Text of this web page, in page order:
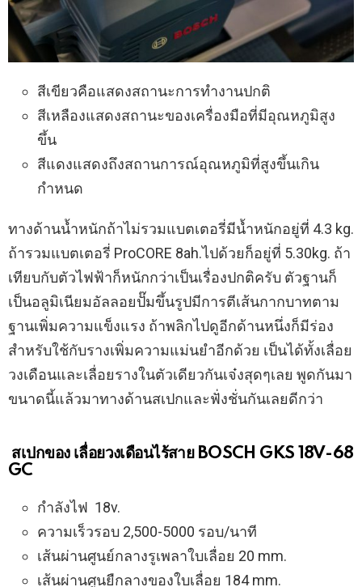
สีเขียวคือแสดงสถานะการทำงานปกติ
สีเหลืองแสดงสถานะของเครื่องมือที่มีอุณหภูมิสูง
ขึ้น
สีแดงแสดงถึงสถานการณ์อุณหภูมิที่สูงขึ้นเกิน
กำหนด
ทางด้านน้ำหนักถ้าไม่รวมแบตเตอรี่มีน้ำหนักอยู่ที่ 4.3 kg.
ถ้ารวมแบตเตอรี่ ProCORE 8ah.ไปด้วยก็อยู่ที่ 5.30kg. ถ้า
เทียบกับตัวไฟฟ้าก็หนักกว่าเป็นเรื่องปกติครับ ตัวฐานก็
เป็นอลูมิเนียมอัลลอยปั๊มขึ้นรูปมีการตีเส้นกากบาทตาม
ฐานเพิ่มความแข็งแรง ถ้าพลิกไปดูอีกด้านหนึ่งก็มีร่อง
สำหรับใช้กับรางเพิ่มความแม่นยำอีกด้วย เป็นได้ทั้งเลื่อย
วงเดือนและเลื่อยรางในตัวเดียวกันเจ๋งสุดๆเลย พูดกันมา
ขนาดนี้แล้วมาทางด้านสเปกและฟั่งชั่นกันเลยดีกว่า
สเปกของ เลื่อยวงเดือนไร้สาย BOSCH GKS 18V-68
GC
กำลังไฟ 18v.
ความเร็วรอบ 2,500-5000 รอบ/นาที
เส้นผ่านศูนย์กลางรูเพลาใบเลื่อย 20 mm.
เส้นผ่านศูนยืกลางของใบเลื่อย 184 mm.